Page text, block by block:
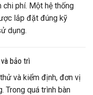
chi phí. Một hệ thống
lắp đặt đúng kỹ
dụng.
bảo trì
và kiểm định, đơn vị
Trong quá trình bàn